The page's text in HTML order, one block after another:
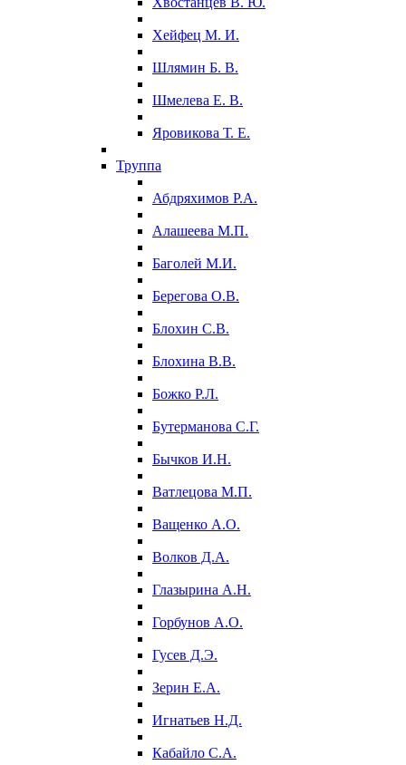
Хейфец М. И.
Шлямин Б. В.
Шмелева Е. В.
Яровикова Т. Е.
Труппа
Абдряхимов Р.А.
Алашеева М.П.
Баголей М.И.
Берегова О.В.
Блохин С.В.
Блохина В.В.
Божко Р.Л.
Бутерманова С.Г.
Бычков И.Н.
Ватлецова М.П.
Ващенко А.О.
Волков Д.А.
Глазырина А.Н.
Горбунов А.О.
Гусев Д.Э.
Зерин Е.А.
Игнатьев Н.Д.
Кабайло С.А.